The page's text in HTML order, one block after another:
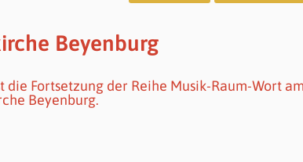
Beyenburg
Fortsetzung der Reihe Musik-Raum-Wort am
Beyenburg.